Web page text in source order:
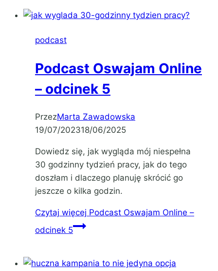
podcast
Podcast Oswajam Online
– odcinek 5
PrzezMarta Zawadowska
19/07/202318/06/2025
Dowiedz się, jak wygląda mój niespełna
30 godzinny tydzień pracy, jak do tego
doszłam i dlaczego planuję skrócić go
jeszcze o kilka godzin.
Czytaj więcej Podcast Oswajam Online –
odcinek 5